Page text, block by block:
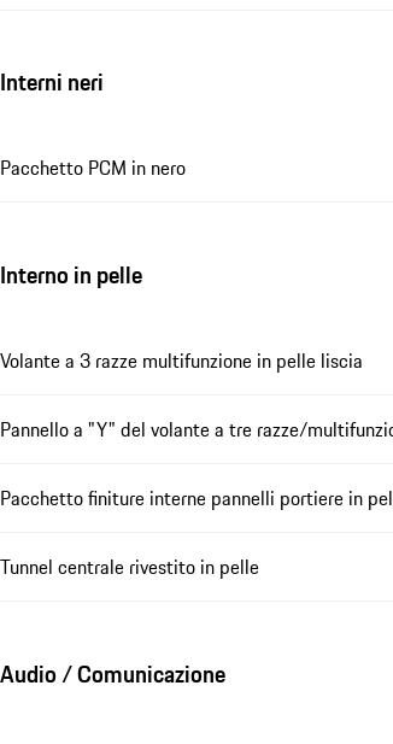
Interni neri
Pacchetto PCM in nero
Interno in pelle
Volante a 3 razze multifunzione in pelle liscia
Pannello a "Y" del volante a tre razze/
Pacchetto finiture interne pannelli portiere in
Tunnel centrale rivestito in pelle
Audio / Comunicazione